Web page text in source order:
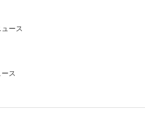
ース
ス